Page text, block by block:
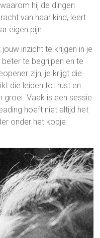
hij de dingen
van haar kind, leert
eigen pijn.
inzicht te krijgen in je
te begrijpen en te
zijn, je krijgt die
die leiden tot rust en
groei. Vaak is een sessie
hoeft niet altijd het
onder het kopje